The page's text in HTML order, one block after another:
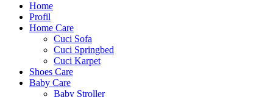
Home
Profil
Home Care
Cuci Sofa
Cuci Springbed
Cuci Karpet
Shoes Care
Baby Care
Baby Stroller